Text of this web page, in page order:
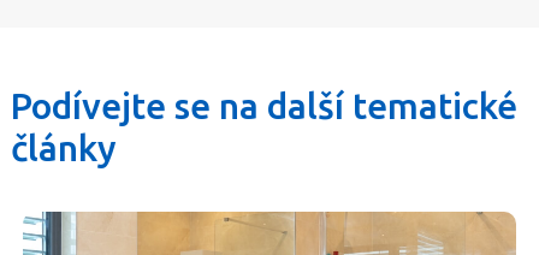
Podívejte se na další tematické
články